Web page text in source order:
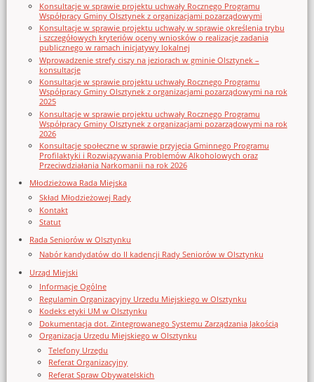
Konsultacje w sprawie projektu uchwały Rocznego Programu
Współpracy Gminy Olsztynek z organizacjami pozarządowymi
Konsultacje w sprawie projektu uchwały w sprawie określenia trybu
i szczegółowych kryteriów oceny wniosków o realizację zadania
publicznego w ramach inicjatywy lokalnej
Wprowadzenie strefy ciszy na jeziorach w gminie Olsztynek –
konsultacje
Konsultacje w sprawie projektu uchwały Rocznego Programu
Współpracy Gminy Olsztynek z organizacjami pozarządowymi na rok
2025
Konsultacje w sprawie projektu uchwały Rocznego Programu
Współpracy Gminy Olsztynek z organizacjami pozarządowymi na rok
2026
Konsultacje społeczne w sprawie przyjęcia Gminnego Programu
Profilaktyki i Rozwiązywania Problemów Alkoholowych oraz
Przeciwdziałania Narkomanii na rok 2026
Młodzieżowa Rada Miejska
Skład Młodzieżowej Rady
Kontakt
Statut
Rada Seniorów w Olsztynku
Nabór kandydatów do II kadencji Rady Seniorów w Olsztynku
Urząd Miejski
Informacje Ogólne
Regulamin Organizacyjny Urzedu Miejskiego w Olsztynku
Kodeks etyki UM w Olsztynku
Dokumentacja dot. Zintegrowanego Systemu Zarządzania Jakością
Organizacja Urzędu Miejskiego w Olsztynku
Telefony Urzędu
Referat Organizacyjny
Referat Spraw Obywatelskich